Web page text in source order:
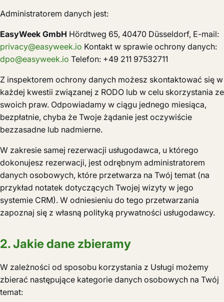
Administratorem danych jest:
EasyWeek GmbH Hördtweg 65, 40470 Düsseldorf, E-mail:
privacy@easyweek.io Kontakt w sprawie ochrony danych:
dpo@easyweek.io Telefon: +49 211 97532711
Z inspektorem ochrony danych możesz skontaktować się w
każdej kwestii związanej z RODO lub w celu skorzystania ze
swoich praw. Odpowiadamy w ciągu jednego miesiąca,
bezpłatnie, chyba że Twoje żądanie jest oczywiście
bezzasadne lub nadmierne.
W zakresie samej rezerwacji usługodawca, u którego
dokonujesz rezerwacji, jest odrębnym administratorem
danych osobowych, które przetwarza na Twój temat (na
przykład notatek dotyczących Twojej wizyty w jego
systemie CRM). W odniesieniu do tego przetwarzania
zapoznaj się z własną polityką prywatności usługodawcy.
2. Jakie dane zbieramy
W zależności od sposobu korzystania z Usługi możemy
zbierać następujące kategorie danych osobowych na Twój
temat: